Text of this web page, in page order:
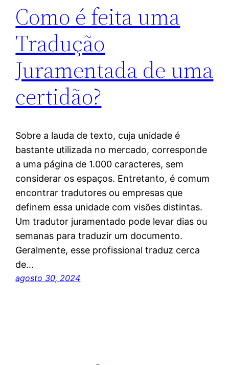
Como é feita uma
Tradução
Juramentada de uma
certidão?
Sobre a lauda de texto, cuja unidade é
bastante utilizada no mercado, corresponde
a uma página de 1.000 caracteres, sem
considerar os espaços. Entretanto, é comum
encontrar tradutores ou empresas que
definem essa unidade com visões distintas.
Um tradutor juramentado pode levar dias ou
semanas para traduzir um documento.
Geralmente, esse profissional traduz cerca
de…
agosto 30, 2024